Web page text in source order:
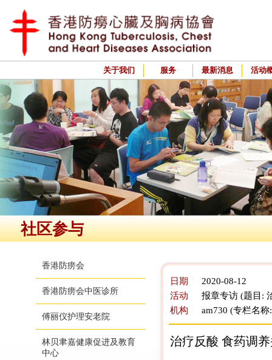
关于我们 服务 最新消息 活动
社区参与
香港防痨会
香港防痨会中医诊所
傅丽仪护理安老院
林贝聿嘉健康促进及教育
中心
日期
2020-08-12
活动
报章专访 (题目:
机构
am730 (专栏名
治疗反酸 食药调